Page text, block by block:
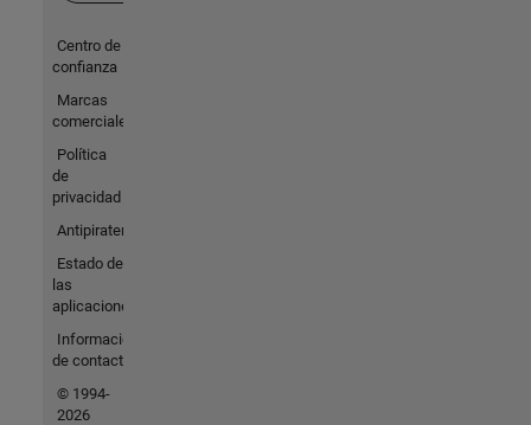
Centro de
confianza
Marcas
comerciales
Política
de
privacidad
Antipiratería
Estado de
las
aplicaciones
Información
de contacto
© 1994-
2026